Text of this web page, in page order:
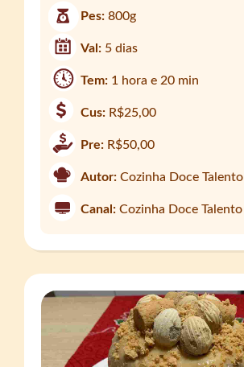
Pes:800g
Val: 5 dias
Tem: 1 hora e 20 min
Cus: R$25,00
Pre: R$50,00
Autor: Cozinha Doce Talento
Canal: Cozinha Doce Talento